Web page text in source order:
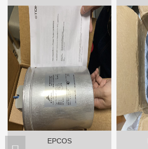
EPCOS